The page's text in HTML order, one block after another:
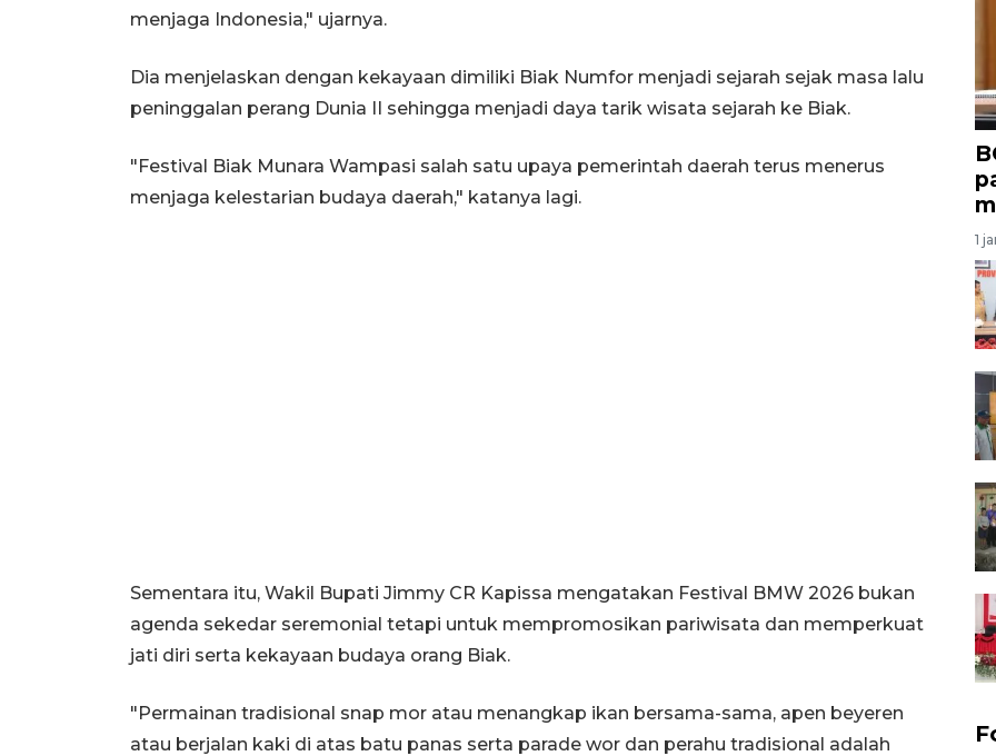
menjaga Indonesia," ujarnya.
Dia menjelaskan dengan kekayaan dimiliki Biak Numfor menjadi sejarah sejak masa lalu
peninggalan perang Dunia II sehingga menjadi daya tarik wisata sejarah ke Biak.
"Festival Biak Munara Wampasi salah satu upaya pemerintah daerah terus menerus
menjaga kelestarian budaya daerah," katanya lagi.
Sementara itu, Wakil Bupati Jimmy CR Kapissa mengatakan Festival BMW 2026 bukan
agenda sekedar seremonial tetapi untuk mempromosikan pariwisata dan memperkuat
jati diri serta kekayaan budaya orang Biak.
"Permainan tradisional snap mor atau menangkap ikan bersama-sama, apen beyeren
atau berjalan kaki di atas batu panas serta parade wor dan perahu tradisional adalah
1